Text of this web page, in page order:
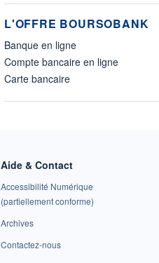
L'OFFRE BOURSOBANK
Banque en ligne
Compte bancaire en ligne
Carte bancaire
Aide & Contact
Accessibilité Numérique
(partiellement conforme)
Archives
Contactez-nous